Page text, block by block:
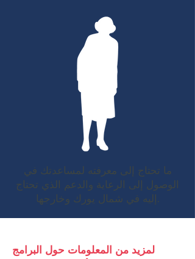
ما تحتاج إلى معرفته لمساعدتك في
الوصول إلى الرعاية والدعم الذي تحتاج
إليه في شمال يورك وخارجها.
لمزيد من المعلومات حول البرامج